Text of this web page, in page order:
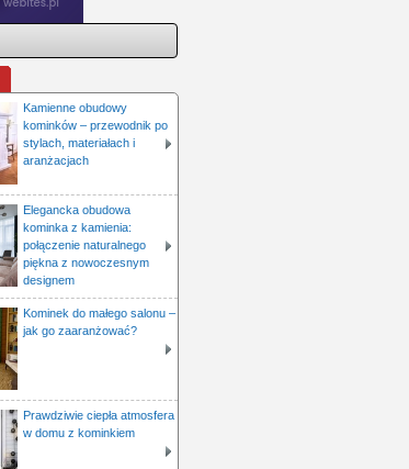
Kamienne obudowy
kominków – przewodnik po
stylach, materiałach i
aranżacjach
Elegancka obudowa
kominka z kamienia:
połączenie naturalnego
piękna z nowoczesnym
designem
Kominek do małego salonu –
jak go zaaranżować?
Prawdziwie ciepła atmosfera
w domu z kominkiem